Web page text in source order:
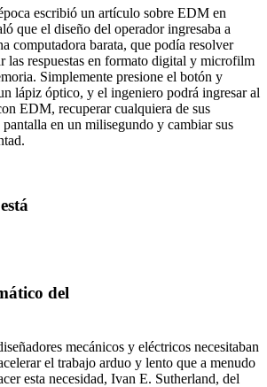
escribió un artículo sobre EDM en
que el diseño del operador ingresaba a
computadora barata, que podía resolver
las respuestas en formato digital y microfilm
Simplemente presione el botón y
lápiz óptico, y el ingeniero podrá ingresar al
EDM, recuperar cualquiera de sus
en un milisegundo y cambiar sus
del
mecánicos y eléctricos necesitaban
el trabajo arduo y lento que a menudo
esta necesidad, Ivan E. Sutherland, del